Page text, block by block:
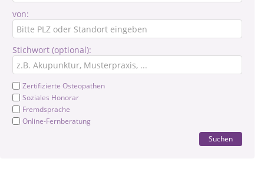
von:
Stichwort (optional):
Zertifizierte Osteopathen
Soziales Honorar
Fremdsprache
Online-Fernberatung
Suchen